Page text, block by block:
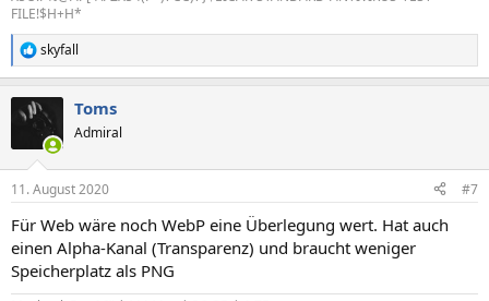
FILE!$H+H*
R
e
k
e
:
skyfall
Toms
Admiral
11. August 2020 #7
Für Web wäre noch WebP eine Überlegung wert. Hat auch
einen Alpha-Kanal (Transparenz) und braucht weniger
Speicherplatz als PNG